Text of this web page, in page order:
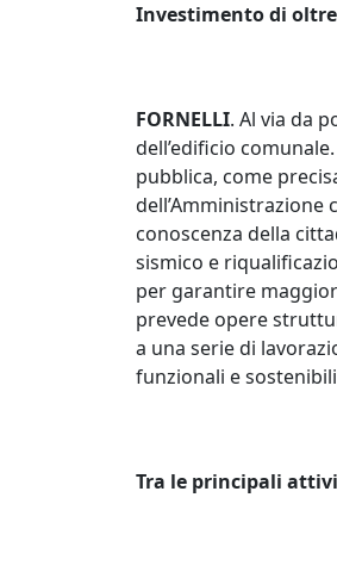
Investimento di
FORNELLI. Al via da
dell’edificio
pubblica, come
dell’Amministrazione
conoscenza della
sismico e
per garantire
prevede opere
a una serie di
funzionali e
Tra le principali